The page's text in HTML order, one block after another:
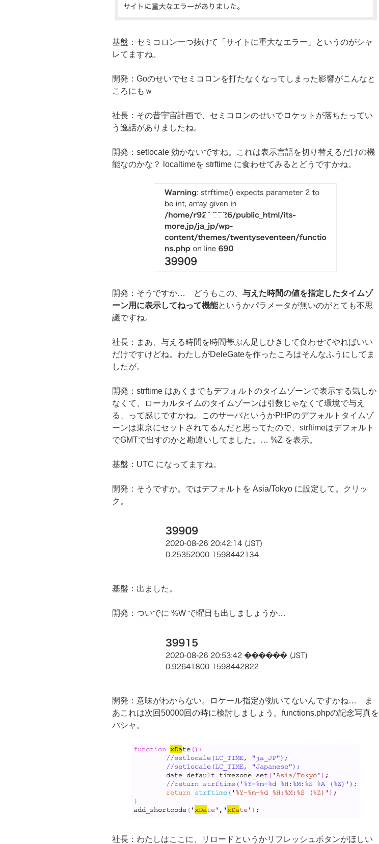
基盤：セミコロン一つ抜けて「サイトに重大なエラー」というのがシャ
レてますね。
開発：Goのせいでセミコロンを打たなくなってしまった影響がこんなと
ころにもｗ
社長：その昔宇宙計画で、セミコロンのせいでロケットが落ちたってい
う逸話がありましたね。
開発：setlocale 効かないですね。これは表示言語を切り替えるだけの機
能なのかな？ localtimeを strftime に食わせてみるとどうですかね。
開発：そうですか… どうもこの、 与えた時間の値を指定したタイムゾ
ーン用に表示してねって機能というかパラメータが無いのがとても不思
議ですね。
社長：まあ、与える時間を時間帯ぶん足しひきして食わせてやればいい
だけですけどね。わたしがDeleGateを作ったころはそんなふうにしてま
したが。
開発：strftime はあくまでもデフォルトのタイムゾーンで表示する気しか
なくて、ローカルタイムのタイムゾーンは引数じゃなくて環境で与え
る、って感じですかね。このサーバというかPHPのデフォルトタイムゾ
ーンは東京にセットされてるんだと思ってたので、strftimeはデフォルト
でGMTで出すのかと勘違いしてました。… %Z を表示。
基盤：UTC になってますね。
開発：そうですか。ではデフォルトを Asia/Tokyo に設定して。クリッ
ク。
基盤：出ました。
開発：ついでに %W で曜日も出しましょうか…
開発：意味がわからない。ロケール指定が効いてないんですかね… ま
あこれは次回50000回の時に検討しましょう。functions.phpの記念写真を
パシャ。
社長：わたしはここに、リロードというかリフレッシュボタンがほしい